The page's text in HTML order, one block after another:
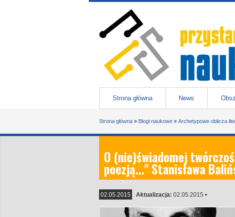
Przejdź do treści
Menu główne
Strona główna News
Strona główna » Blogi naukowe » Archetypowe oblicza
O (nie)świadomej
poezją…" Stanisława
02.05.2015 Aktualizacja: 02.05.2015 •